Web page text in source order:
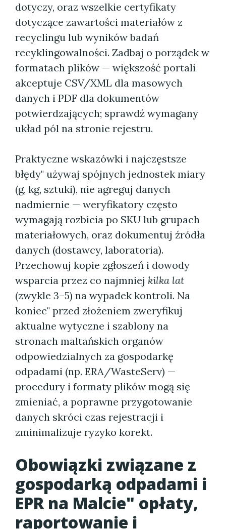
dotyczy, oraz wszelkie certyfikaty
dotyczące zawartości materiałów z
recyclingu lub wyników badań
recyklingowalności. Zadbaj o porządek w
formatach plików — większość portali
akceptuje CSV/XML dla masowych
danych i PDF dla dokumentów
potwierdzających; sprawdź wymagany
układ pól na stronie rejestru.
Praktyczne wskazówki i najczęstsze
błędy" używaj spójnych jednostek miary
(g, kg, sztuki), nie agreguj danych
nadmiernie — weryfikatory często
wymagają rozbicia po SKU lub grupach
materiałowych, oraz dokumentuj źródła
danych (dostawcy, laboratoria).
Przechowuj kopie zgłoszeń i dowody
wsparcia przez co najmniej kilka lat
(zwykle 3–5) na wypadek kontroli. Na
koniec" przed złożeniem zweryfikuj
aktualne wytyczne i szablony na
stronach maltańskich organów
odpowiedzialnych za gospodarkę
odpadami (np. ERA/WasteServ) —
procedury i formaty plików mogą się
zmieniać, a poprawne przygotowanie
danych skróci czas rejestracji i
zminimalizuje ryzyko korekt.
Obowiązki związane z
gospodarką odpadami i
EPR na Malcie" opłaty,
raportowanie i